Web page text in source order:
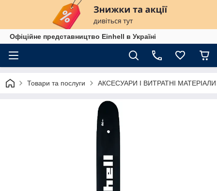
Офіційне представництво Einhell в Україні
Товари та послуги АКСЕСУАРИ І ВИТРАТНІ МАТЕРІАЛИ